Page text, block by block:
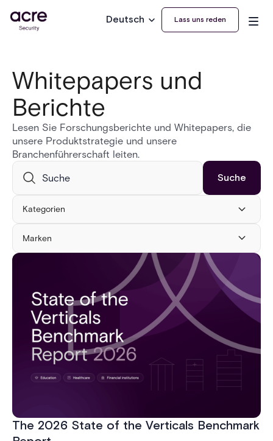
Deutsch Lass uns reden
Whitepapers und
Berichte
Lesen Sie Forschungsberichte und Whitepapers, die
unsere Produktstrategie und unsere
Branchenführerschaft leiten.
Kategorien
Marken
The 2026 State of the Verticals Benchmark